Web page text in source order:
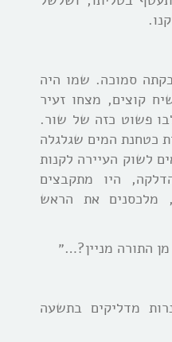
סמוכה. שמו היה
קוצים, מצחו זעיר
פשוט כזה של שור.
כטחנת המים שגלגלה
לשוק העיירה לקנות
היו מתקבצים
מלכסנים את הראש
התורה מניין?…״
מדליקים בתשעה